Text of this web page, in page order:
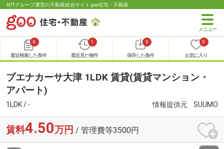
NTTグループ運営の不動産総合サイト goo住宅・不動産
0
最近検索した条件
1
最近見た物件
0
保存した条件
0
お気に入り
ブエナカーサ大津 1LDK 賃貸(賃貸マンション・
アパート)
1LDK / - 情報提供元 SUUMO
賃料4.50万円 / 管理費等3500円